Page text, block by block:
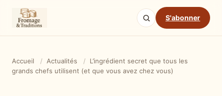
S'abonner
Accueil / Actualités /
L’ingrédient secret que tous les
grands chefs utilisent (et que vous avez chez vous)